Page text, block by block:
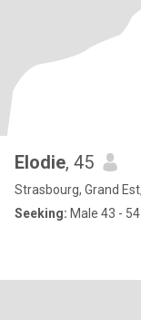
Elodie, 45
Strasbourg, Grand
Seeking: Male 43 - 54